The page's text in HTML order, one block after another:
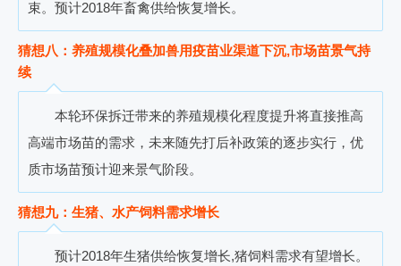
束。预计2018年畜禽供给恢复增长。
猜想八：养殖规模化叠加兽用疫苗业渠道下沉,市场苗景气持
续
本轮环保拆迁带来的养殖规模化程度提升将直接推高
高端市场苗的需求 ， 未来随先打后补政策的逐步实行 ， 优
质市场苗预计迎来景气阶段。
猜想九：生猪、水产饲料需求增长
预计2018年生猪供给恢复增长,猪饲料需求有望增长。